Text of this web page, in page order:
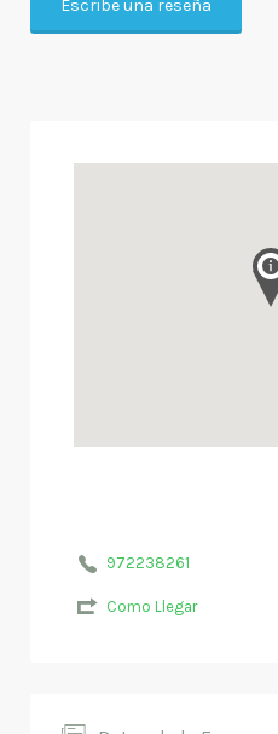
Escribe una reseña
972238261
Como Llegar